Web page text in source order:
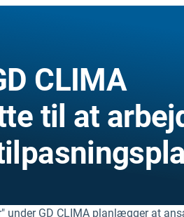
CLIMA
til at
GD CLIMA planlægger at